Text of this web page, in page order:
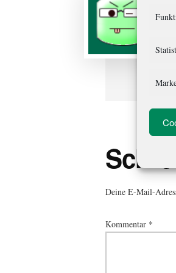
Leser-
Deine E-Mail-
Kommentar *